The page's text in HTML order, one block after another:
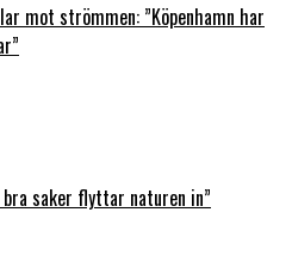
mot strömmen: ”Köpenhamn har
bra saker flyttar naturen in”